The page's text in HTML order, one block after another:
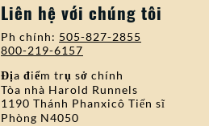
Liên hệ với chúng tôi
Ph chính: 505-827-2855
800-219-6157
Địa điểm trụ sở chính
Tòa nhà Harold Runnels
1190 Thánh Phanxicô Tiến sĩ
Phòng N4050